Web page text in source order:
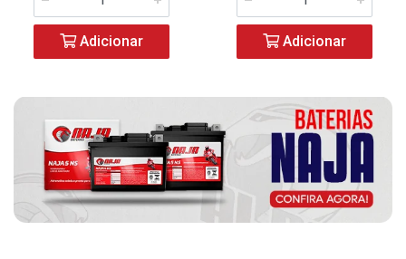
Adicionar Adicionar